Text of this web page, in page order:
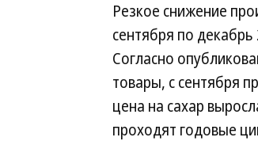
Резкое снижение
сентября по
Согласно
товары, с сентября
цена на сахар
проходят годовые